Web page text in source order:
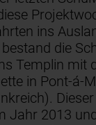
ins
die
Templin mit
in Pont-á-
Jahr 2013